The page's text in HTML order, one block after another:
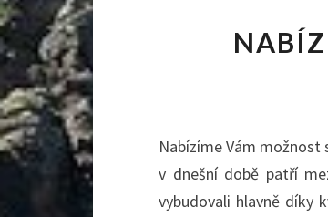
Nabízíme Vám možnost
v dnešní době patří
vybudovali hlavně díky